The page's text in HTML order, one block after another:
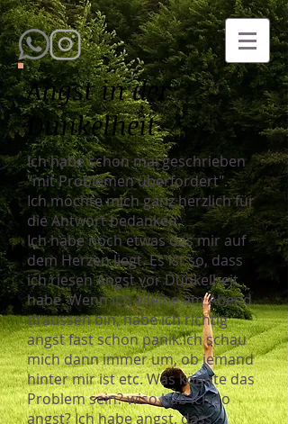
Angst in der
Dunkelheit
Ich habe schon mal geschrieben
"mit Problemen überfordert".
Ich möchte mich ganz herzlich für
die Antwort bedanken.
Ich habe noch etwas das mir auf
dem Herzen liegt. Es ist so, dass
ich riesen Angst vor Dunkelheit
habe. Wenn ich alleine am Abend
draussen bin, habe ich richtig
angst fast schon panik.Ich schau
mich dann immer um, ob jemand
hinter mir ist etc. Was könnte das
Problem sein? wiso hab ich so
angst? Ich habe angst, dass